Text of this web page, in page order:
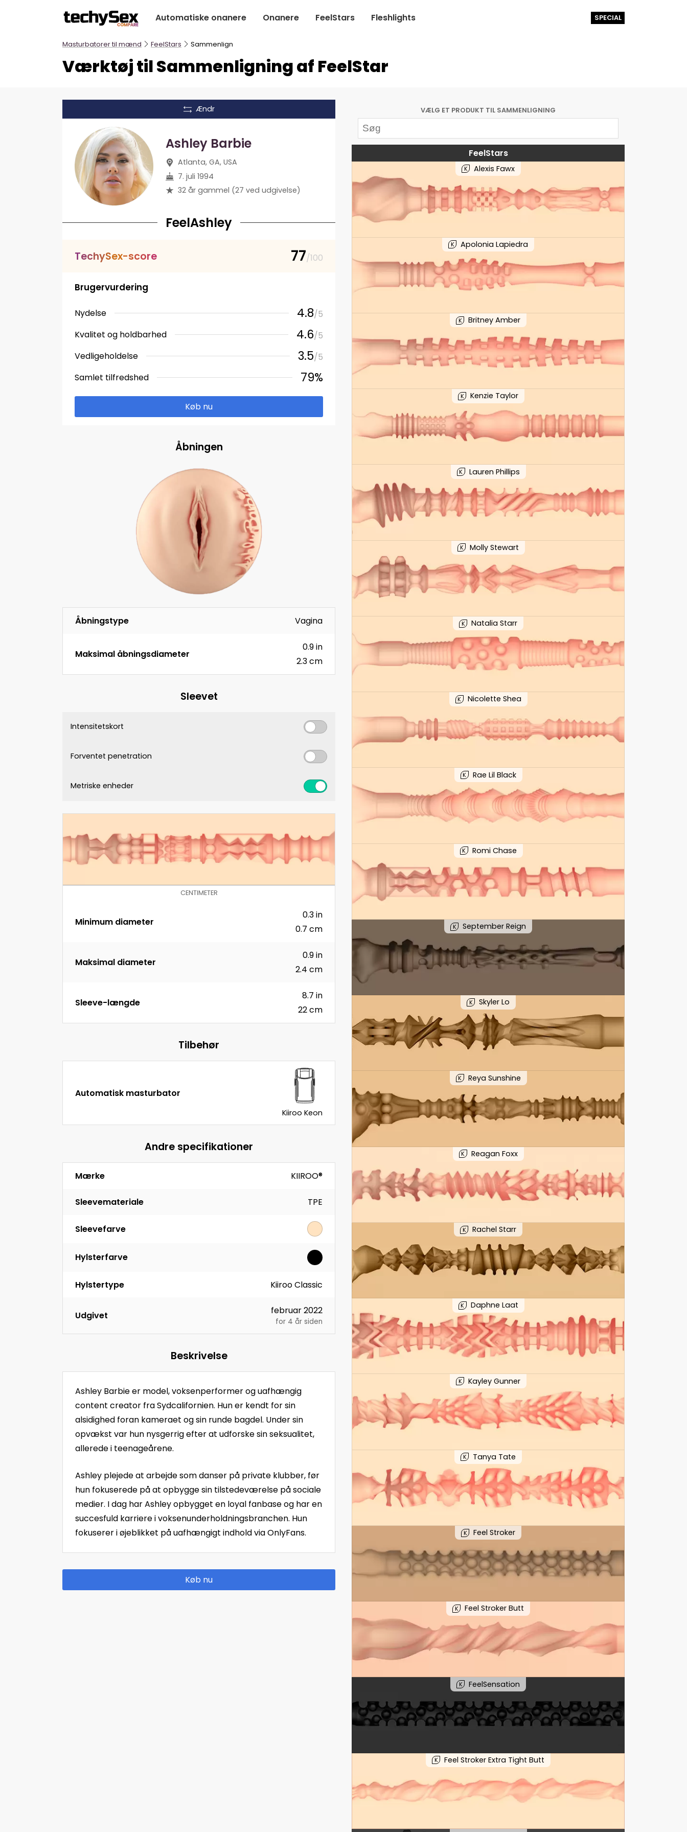
Automatiske onanere Onanere FeelStars Fleshlights SPECIAL
Masturbatorer til mænd FeelStars Sammenlign
Værktøj til Sammenligning af FeelStar
VÆLG ET PRODUKT TIL SAMMENLIGNING
FeelStars
K Alexis Fawx
K Apolonia Lapiedra
K Britney Amber
K Kenzie Taylor
K Lauren Phillips
K Molly Stewart
K Natalia Starr
K Nicolette Shea
K Rae Lil Black
K Romi Chase
K September Reign
K Skyler Lo
K Reya Sunshine
K Reagan Foxx
K Rachel Starr
K Daphne Laat
K Kayley Gunner
K Tanya Tate
K Feel Stroker
K Feel Stroker Butt
K FeelSensation
K Feel Stroker Extra Tight Butt
Ændr
Ashley Barbie
Atlanta, GA, USA
7. juli 1994
32 år gammel (27 ved udgivelse)
FeelAshley
TechySex-score 77/100
Brugervurdering
Nydelse 4.8/5
Kvalitet og holdbarhed
4.6/5
Vedligeholdelse
3.5/5
Samlet tilfredshed
79%
Køb nu
Åbningen
Åbningstype Vagina
Maksimal åbningsdiameter
0.9 in
2.3 cm
Sleevet
Intensitetskort
Forventet penetration
Metriske enheder
CENTIMETER
Minimum diameter
0.3 in
0.7 cm
Maksimal diameter
0.9 in
2.4 cm
Sleeve-længde
8.7 in
22 cm
Tilbehør
Automatisk masturbator
Kiiroo Keon
Andre specifikationer
Mærke KIIROO®
Sleevemateriale TPE
Sleevefarve
Hylsterfarve
Hylstertype Kiiroo Classic
Udgivet februar 2022
for 4 år siden
Beskrivelse
Ashley Barbie er model, voksenperformer og uafhængig
content creator fra Sydcalifornien. Hun er kendt for sin
alsidighed foran kameraet og sin runde bagdel. Under sin
opvækst var hun nysgerrig efter at udforske sin seksualitet,
allerede i teenageårene.
Ashley plejede at arbejde som danser på private klubber, før
hun fokuserede på at opbygge sin tilstedeværelse på sociale
medier. I dag har Ashley opbygget en loyal fanbase og har en
succesfuld karriere i voksenunderholdningsbranchen. Hun
fokuserer i øjeblikket på uafhængigt indhold via OnlyFans.
Køb nu